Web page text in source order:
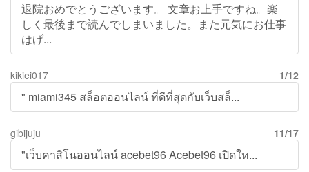
退院おめでとうございます。 文章お上手ですね。楽
しく最後まで読んでしまいました。また元気にお仕事
はげ...
1/12
kikiei017
" miami345 สล็อตออนไลน์ ที่ดีที่สุดกับเว็บสล็...
11/17
gibijuju
"เว็บคาสิโนออนไลน์ acebet96 Acebet96 เปิดให...